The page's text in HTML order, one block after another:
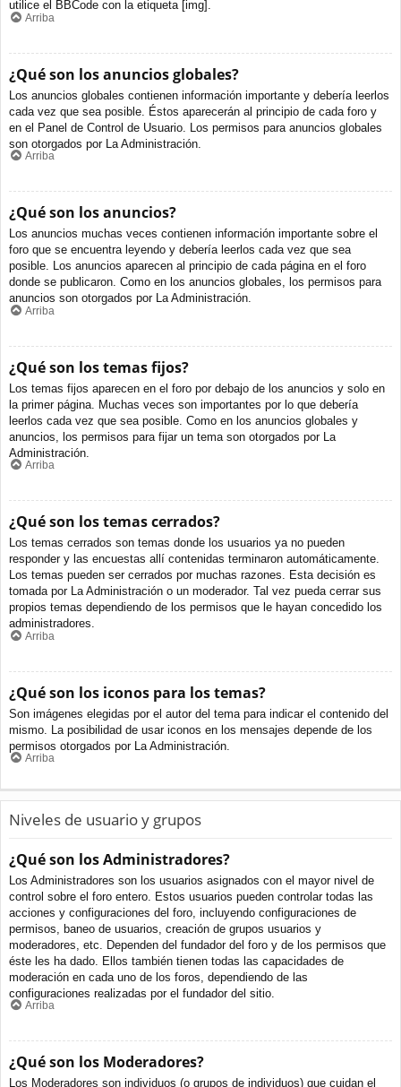
utilice el BBCode con la etiqueta [img].
Arriba
¿Qué son los anuncios globales?
Los anuncios globales contienen información importante y debería leerlos
cada vez que sea posible. Éstos aparecerán al principio de cada foro y
en el Panel de Control de Usuario. Los permisos para anuncios globales
son otorgados por La Administración.
Arriba
¿Qué son los anuncios?
Los anuncios muchas veces contienen información importante sobre el
foro que se encuentra leyendo y debería leerlos cada vez que sea
posible. Los anuncios aparecen al principio de cada página en el foro
donde se publicaron. Como en los anuncios globales, los permisos para
anuncios son otorgados por La Administración.
Arriba
¿Qué son los temas fijos?
Los temas fijos aparecen en el foro por debajo de los anuncios y solo en
la primer página. Muchas veces son importantes por lo que debería
leerlos cada vez que sea posible. Como en los anuncios globales y
anuncios, los permisos para fijar un tema son otorgados por La
Administración.
Arriba
¿Qué son los temas cerrados?
Los temas cerrados son temas donde los usuarios ya no pueden
responder y las encuestas allí contenidas terminaron automáticamente.
Los temas pueden ser cerrados por muchas razones. Esta decisión es
tomada por La Administración o un moderador. Tal vez pueda cerrar sus
propios temas dependiendo de los permisos que le hayan concedido los
administradores.
Arriba
¿Qué son los iconos para los temas?
Son imágenes elegidas por el autor del tema para indicar el contenido del
mismo. La posibilidad de usar iconos en los mensajes depende de los
permisos otorgados por La Administración.
Arriba
Niveles de usuario y grupos
¿Qué son los Administradores?
Los Administradores son los usuarios asignados con el mayor nivel de
control sobre el foro entero. Estos usuarios pueden controlar todas las
acciones y configuraciones del foro, incluyendo configuraciones de
permisos, baneo de usuarios, creación de grupos usuarios y
moderadores, etc. Dependen del fundador del foro y de los permisos que
éste les ha dado. Ellos también tienen todas las capacidades de
moderación en cada uno de los foros, dependiendo de las
configuraciones realizadas por el fundador del sitio.
Arriba
¿Qué son los Moderadores?
Los Moderadores son individuos (o grupos de individuos) que cuidan el